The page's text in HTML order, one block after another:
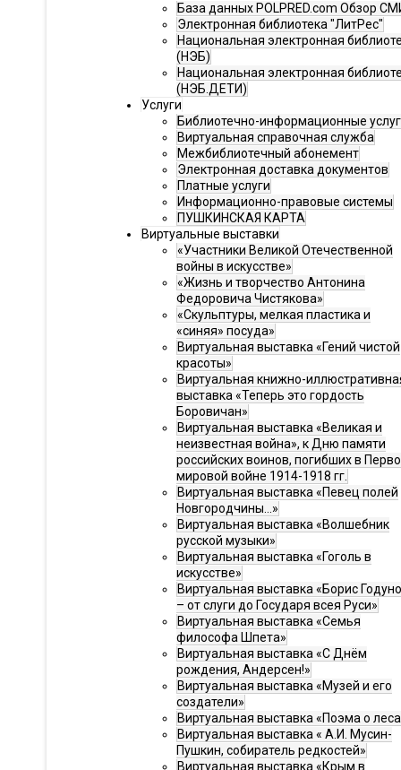
База данных POLPRED.com Обзор
Электронная библиотека "ЛитРес"
Национальная электронная
(НЭБ)
Национальная электронная
(НЭБ.ДЕТИ)
Услуги
Библиотечно-информационные
Виртуальная справочная служба
Межбиблиотечный абонемент
Электронная доставка документов
Платные услуги
Информационно-правовые системы
ПУШКИНСКАЯ КАРТА
Виртуальные выставки
«Участники Великой Отечественной
войны в искусстве»
«Жизнь и творчество Антонина
Федоровича Чистякова»
«Скульптуры, мелкая пластика и
«синяя» посуда»
Виртуальная выставка «Гений чистой
красоты»
Виртуальная книжно-
выставка «Теперь это гордость
Боровичан»
Виртуальная выставка «Великая и
неизвестная война», к Дню памяти
российских воинов, погибших в
мировой войне 1914-1918 гг.
Виртуальная выставка «Певец полей
Новгородчины…»
Виртуальная выставка «Волшебник
русской музыки»
Виртуальная выставка «Гоголь в
искусстве»
Виртуальная выставка «Борис
– от слуги до Государя всея Руси»
Виртуальная выставка «Семья
философа Шпета»
Виртуальная выставка «С Днём
рождения, Андерсен!»
Виртуальная выставка «Музей и его
создатели»
Виртуальная выставка «Поэма о
Виртуальная выставка « А.И. Мусин-
Пушкин, собиратель редкостей»
Виртуальная выставка «Крым в